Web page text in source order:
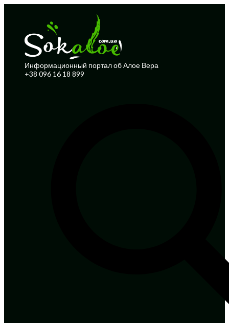
Информационный портал об Алое Вера
+38 096 16 18 899